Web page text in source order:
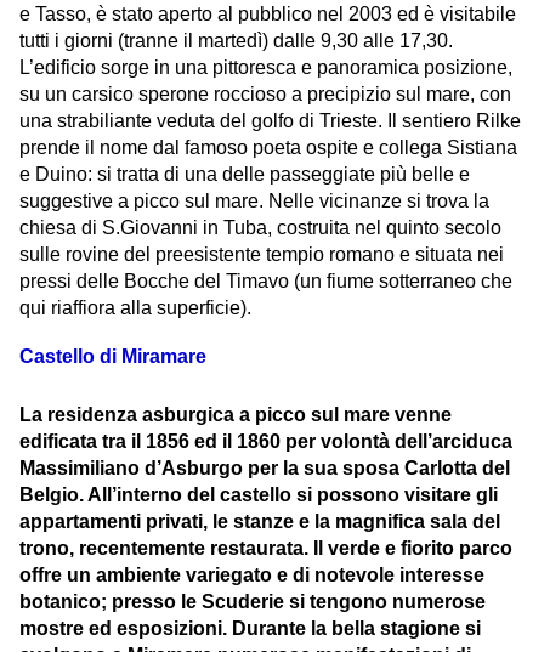
e Tasso, è stato aperto al pubblico nel 2003 ed è visitabile
tutti i giorni (tranne il martedì) dalle 9,30 alle 17,30.
L’edificio sorge in una pittoresca e panoramica posizione,
su un carsico sperone roccioso a precipizio sul mare, con
una strabiliante veduta del golfo di Trieste. Il sentiero Rilke
prende il nome dal famoso poeta ospite e collega Sistiana
e Duino: si tratta di una delle passeggiate più belle e
suggestive a picco sul mare. Nelle vicinanze si trova la
chiesa di S.Giovanni in Tuba, costruita nel quinto secolo
sulle rovine del preesistente tempio romano e situata nei
pressi delle Bocche del Timavo (un fiume sotterraneo che
qui riaffiora alla superficie).
Castello di Miramare
La residenza asburgica a picco sul mare venne
edificata tra il 1856 ed il 1860 per volontà dell’arciduca
Massimiliano d’Asburgo per la sua sposa Carlotta del
Belgio. All’interno del castello si possono visitare gli
appartamenti privati, le stanze e la magnifica sala del
trono, recentemente restaurata. Il verde e fiorito parco
offre un ambiente variegato e di notevole interesse
botanico; presso le Scuderie si tengono numerose
mostre ed esposizioni. Durante la bella stagione si